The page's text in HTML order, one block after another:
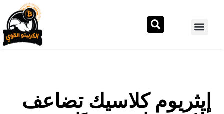
إيثريوم كلاسيك تضاعف